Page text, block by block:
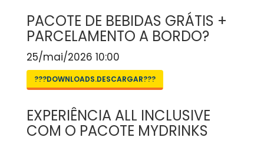
PACOTE DE BEBIDAS GRÁTIS +
PARCELAMENTO A BORDO?
25/mai/2026 10:00
???DOWNLOADS.DESCARGAR???
EXPERIÊNCIA ALL INCLUSIVE
COM O PACOTE MYDRINKS